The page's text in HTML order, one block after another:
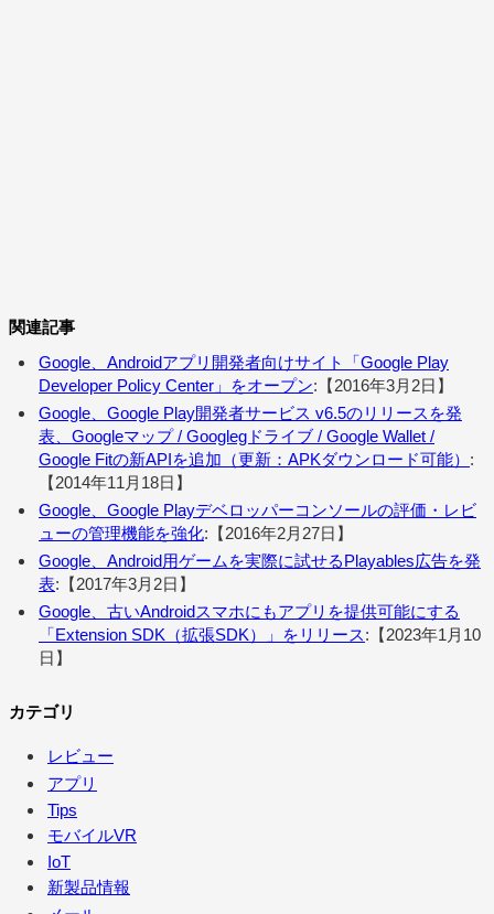
関連記事
Google、Androidアプリ開発者向けサイト「Google Play
Developer Policy Center」をオープン:【2016年3月2日】
Google、Google Play開発者サービス v6.5のリリースを発
表、Googleマップ / Googlegドライブ / Google Wallet /
Google Fitの新APIを追加（更新：APKダウンロード可能） :
【2014年11月18日】
Google、Google Playデベロッパーコンソールの評価・レビ
ューの管理機能を強化:【2016年2月27日】
Google、Android用ゲームを実際に試せるPlayables広告を発
表:【2017年3月2日】
Google、古いAndroidスマホにもアプリを提供可能にする
「Extension SDK（拡張SDK）」をリリース:【2023年1月10
日】
カテゴリ
レビュー
アプリ
Tips
モバイルVR
IoT
新製品情報